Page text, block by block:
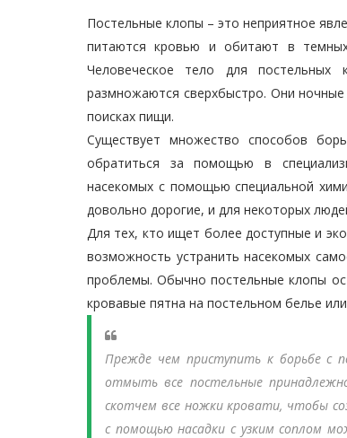
Постельные клопы – это неприятное
питаются кровью и обитают в
Человеческое тело для
размножаются сверхбыстро. Они
поисках пищи.
Существует множество способов
обратиться за помощью в
насекомых с помощью специальной
довольно дорогие, и для некоторых
Для тех, кто ищет более доступные и
возможность устранить насекомых
проблемы. Обычно постельные клопы
кровавые пятна на постельном белье
Прежде чем приступить к борьбе с
отмыть все постельные
скотчем все ножки кровати, чтобы
с помощью насадки с узким соплом